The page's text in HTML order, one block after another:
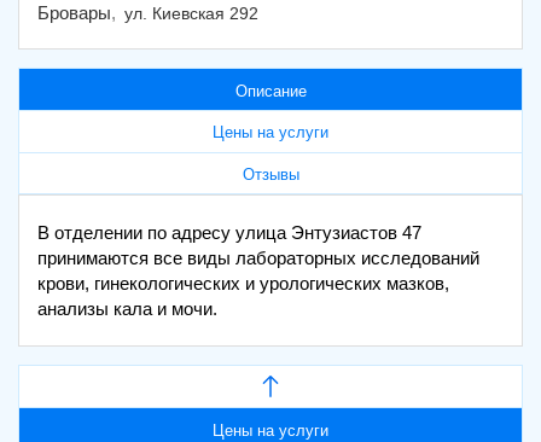
Бровары
ул. Киевская 292
Описание
Цены на услуги
Отзывы
В отделении по адресу улица Энтузиастов 47
принимаются все виды лабораторных исследований
крови, гинекологических и урологических мазков,
анализы кала и мочи.
Цены на услуги